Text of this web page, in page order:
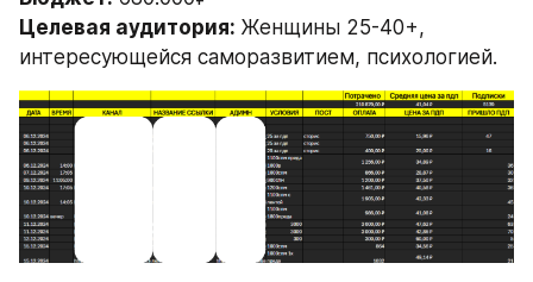
Целевая аудитория: Женщины 25-40+,
интересующейся саморазвитием, психологией.